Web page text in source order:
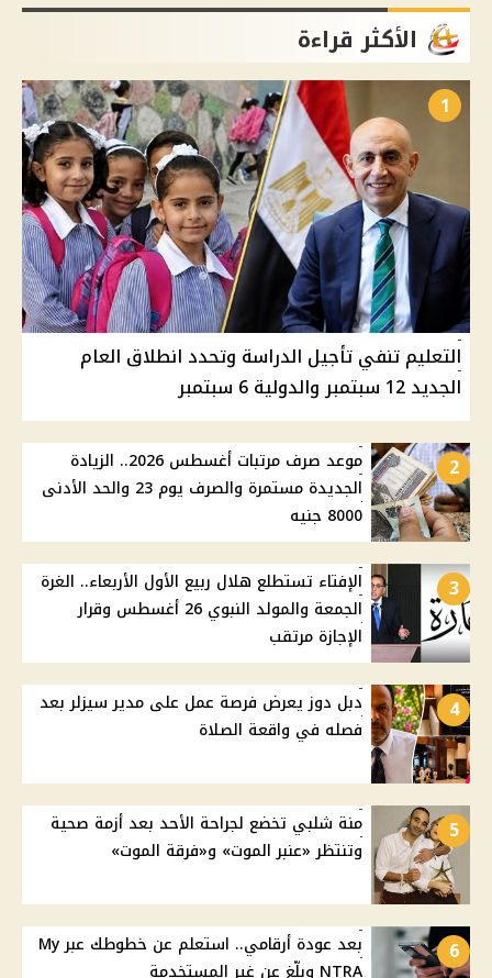
الأكثر قراءة
1
التعليم تنفي تأجيل الدراسة وتحدد انطلاق العام
الجديد 12 سبتمبر والدولية 6 سبتمبر
2
موعد صرف مرتبات أغسطس 2026.. الزيادة
الجديدة مستمرة والصرف يوم 23 والحد الأدنى
8000 جنيه
3
الإفتاء تستطلع هلال ربيع الأول الأربعاء.. الغرة
الجمعة والمولد النبوي 26 أغسطس وقرار
الإجازة مرتقب
4
دبل دوز يعرض فرصة عمل على مدير سيزلر بعد
فصله في واقعة الصلاة
5
منة شلبي تخضع لجراحة الأحد بعد أزمة صحية
وتنتظر «عنبر الموت» و«فرقة الموت»
6
بعد عودة أرقامي.. استعلم عن خطوطك عبر My
NTRA وبلّغ عن غير المستخدمة